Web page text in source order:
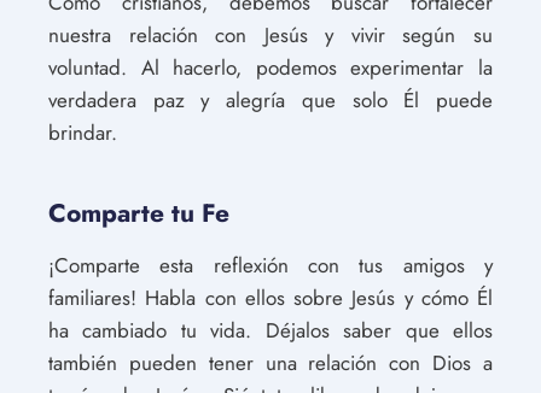
nuestra relación con Jesús y vivir según su
voluntad. Al hacerlo, podemos experimentar la
verdadera paz y alegría que solo Él puede
brindar.
Comparte tu Fe
¡Comparte esta reflexión con tus amigos y
familiares! Habla con ellos sobre Jesús y cómo Él
ha cambiado tu vida. Déjalos saber que ellos
también pueden tener una relación con Dios a